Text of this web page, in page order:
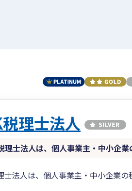
税理士法人
理士法人は、個人事業主・中小企
士法人は、個人事業主・中小企業の